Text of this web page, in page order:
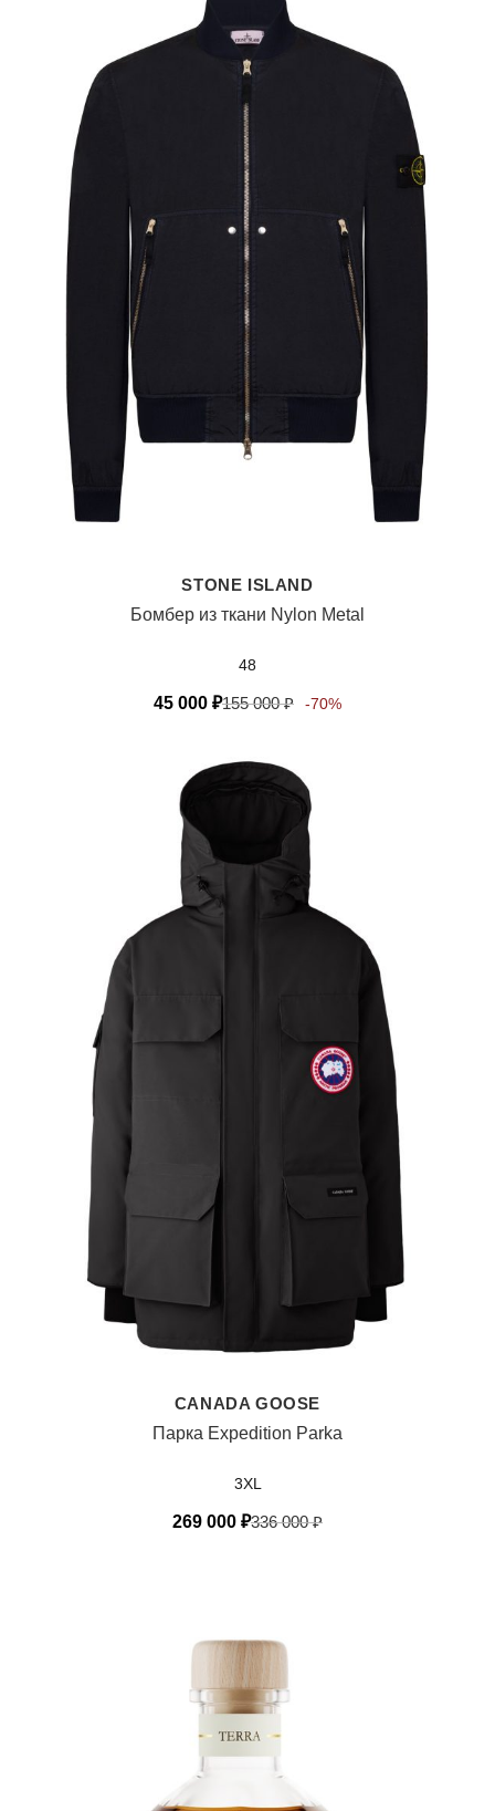
STONE ISLAND
Бомбер из ткани Nylon Metal
48
45 000 ₽155 000₽ -70%
CANADA GOOSE
Парка Expedition Parka
3XL
269 000 ₽336 000₽